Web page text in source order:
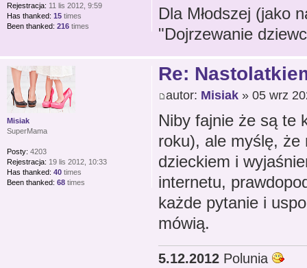
Dla Młodszej (jako
"Dojrzewanie
Rejestracja: 11 lis 2012, 9:59
Has thanked: 15 times
Been thanked: 216 times
Re:
autor: Misiak» 05 wrz
Niby fajnie że są te
roku), ale myślę, że
dzieckiem i
internetu,
każde pytanie i
mówią.
5.12.2012Polunia
Misiak
SuperMama
Posty: 4203
Rejestracja: 19 lis 2012, 10:33
Has thanked: 40 times
Been thanked: 68 times